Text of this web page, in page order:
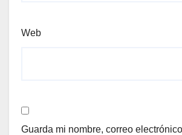
Web
Guarda mi nombre, correo